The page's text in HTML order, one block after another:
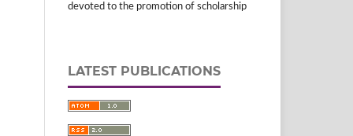
devoted to the promotion of scholarship
LATEST PUBLICATIONS